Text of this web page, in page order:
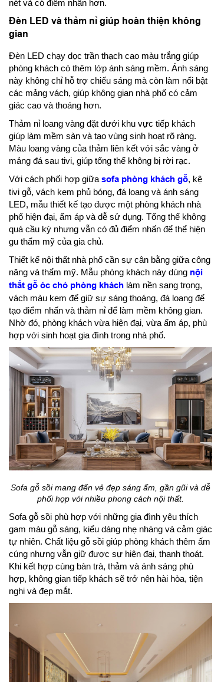
nét và có điểm nhấn hơn.
Đèn LED và thảm nỉ giúp hoàn thiện không
gian
Đèn LED chạy dọc trần thạch cao màu trắng giúp
phòng khách có thêm lớp ánh sáng mềm. Ánh sáng
này không chỉ hỗ trợ chiếu sáng mà còn làm nổi bật
các mảng vách, giúp không gian nhà phố có cảm
giác cao và thoáng hơn.
Thảm nỉ loang vàng đặt dưới khu vực tiếp khách
giúp làm mềm sàn và tạo vùng sinh hoạt rõ ràng.
Màu loang vàng của thảm liên kết với sắc vàng ở
mảng đá sau tivi, giúp tổng thể không bị rời rạc.
Với cách phối hợp giữa sofa phòng khách gỗ, kệ
tivi gỗ, vách kem phủ bóng, đá loang và ánh sáng
LED, mẫu thiết kế tạo được một phòng khách nhà
phố hiện đại, ấm áp và dễ sử dụng. Tổng thể không
quá cầu kỳ nhưng vẫn có đủ điểm nhấn để thể hiện
gu thẩm mỹ của gia chủ.
Thiết kế nội thất nhà phố cần sự cân bằng giữa công
năng và thẩm mỹ. Mẫu phòng khách này dùng nội
thất gỗ óc chó phòng khách làm nền sang trọng,
vách màu kem để giữ sự sáng thoáng, đá loang để
tạo điểm nhấn và thảm nỉ để làm mềm không gian.
Nhờ đó, phòng khách vừa hiện đại, vừa ấm áp, phù
hợp với sinh hoạt gia đình trong nhà phố.
Sofa gỗ sồi mang đến vẻ đẹp sáng ấm, gần gũi và dễ
phối hợp với nhiều phong cách nội thất.
Sofa gỗ sồi phù hợp với những gia đình yêu thích
gam màu gỗ sáng, kiểu dáng nhẹ nhàng và cảm giác
tự nhiên. Chất liệu gỗ sồi giúp phòng khách thêm ấm
cúng nhưng vẫn giữ được sự hiện đại, thanh thoát.
Khi kết hợp cùng bàn trà, thảm và ánh sáng phù
hợp, không gian tiếp khách sẽ trở nên hài hòa, tiện
nghi và đẹp mắt.